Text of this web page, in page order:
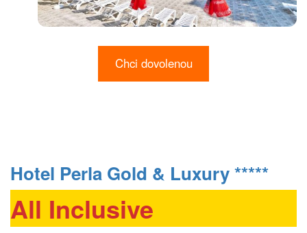
Chci dovolenou
Hotel Perla Gold & Luxury *****
All Inclusive